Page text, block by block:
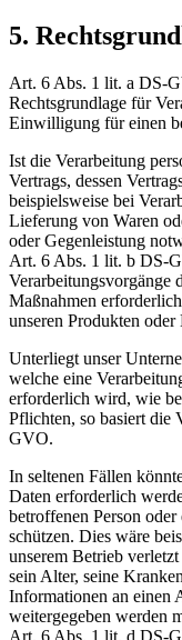
5.
Art. 6 Abs. 1 lit. a DS-
Rechtsgrundlage für
Einwilligung für einen
Ist die Verarbeitung
Vertrags, dessen
beispielsweise bei
Lieferung von Waren
oder Gegenleistung
Art. 6 Abs. 1 lit. b DS-
Verarbeitungsvorgänge
Maßnahmen
unseren Produkten oder
Unterliegt unser
welche eine
erforderlich wird, wie
Pflichten, so basiert die
GVO.
In seltenen Fällen
Daten erforderlich
betroffenen Person
schützen. Dies wäre
unserem Betrieb
sein Alter, seine
Informationen an einen
weitergegeben werden
Art. 6 Abs. 1 lit. d DS-